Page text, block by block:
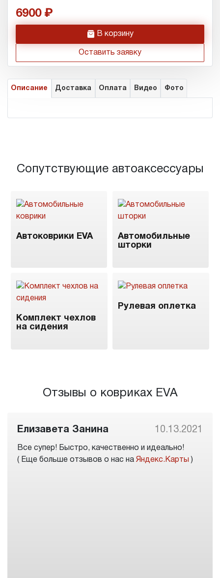
6900
h В корзину
Оставить заявку
Описание Доставка Оплата Видео Фото
Сопутствующие автоаксессуары
Автоковрики EVA
Автомобильные
шторки
Комплект чехлов
на сидения
Рулевая оплетка
Отзывы о ковриках EVA
Елизавета Занина 10.13.2021
Все супер! Быстро, качественно и идеально!
( Еще больше отзывов о нас на Яндекс.Карты )